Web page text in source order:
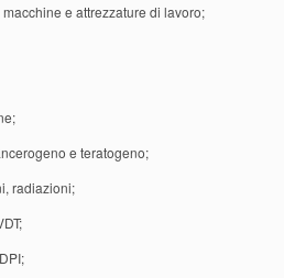
e attrezzature di lavoro;
e teratogeno;
radiazioni;